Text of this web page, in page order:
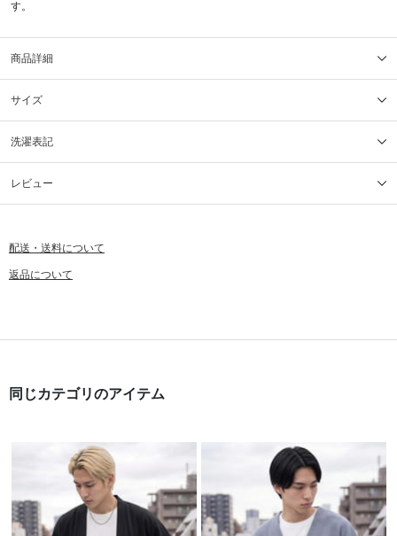
す。
商品詳細
サイズ
洗濯表記
レビュー
配送・送料について
返品について
同じカテゴリのアイテム